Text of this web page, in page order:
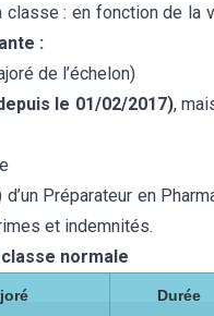
: en fonction de la
:
de l’échelon)
le 01/02/2017),
Préparateur en
et indemnités.
normale
Durée